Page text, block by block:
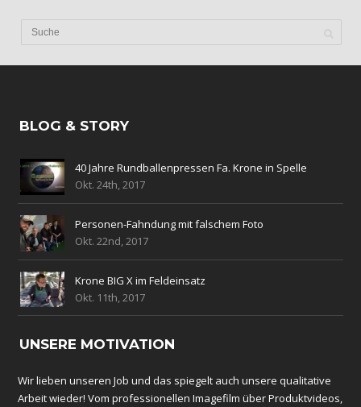
BLOG & STORY
40 Jahre Rundballenpressen Fa. Krone in Spelle
Okt. 24th, 2017
Personen-Fahndung mit falschem Foto
Okt. 22nd, 2017
Krone BIG X im Feldeinsatz
Okt. 11th, 2017
UNSERE MOTIVATION
Wir lieben unseren Job und das spiegelt auch unsere qualitative
Arbeit wieder! Vom professionellen Imagefilm über Produktvideos,